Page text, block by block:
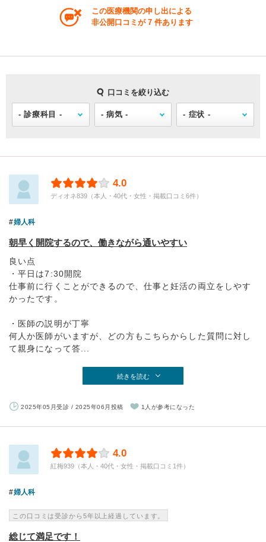
この医療機関の申し出による
非公開口コミが 7 件あります
口コミを絞り込む
4.0
ディオネ839（本人・40代・女性・掲載口コミ6件）
婦人科
朝早く開院するので、働きながら通いやすい
良い点
・平日は7:30開院
仕事前に行くことができるので、仕事と妊活の両立をしやす
かったです。
・医師の説明が丁寧
何人か医師がいますが、どの方もこちらからした質問に対し
て親身になって答...
続きを読む
2025年05月受診 / 2025年06月投稿 1人が参考になった
4.0
紅梅939（本人・40代・女性・掲載口コミ1件）
婦人科
この口コミは受診から5年以上経過しています。
総じて満足です！